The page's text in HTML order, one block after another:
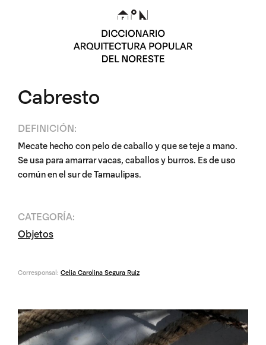
Cabresto
DEFINICIÓN:
Mecate hecho con pelo de caballo y que se teje a mano.
Se usa para amarrar vacas, caballos y burros. Es de uso
común en el sur de Tamaulipas.
CATEGORÍA:
Objetos
Corresponsal: Celia Carolina Segura Ruiz